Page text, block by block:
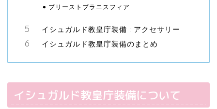
プリーストプラニスフィア
イシュガルド教皇庁装備 : アクセサリー
イシュガルド教皇庁装備のまとめ
イシュガルド教皇庁装備について